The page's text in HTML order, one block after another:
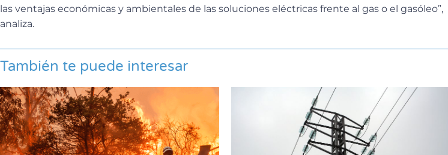
las ventajas económicas y ambientales de las soluciones eléctricas frente al gas o el gasóleo”,
analiza.
También te puede interesar